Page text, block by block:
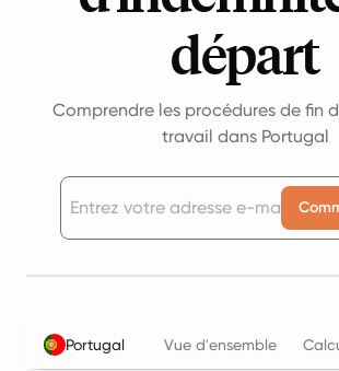
départ
Comprendre les procédures de fin
travail dans Portugal
Portugal Vue d'ensemble